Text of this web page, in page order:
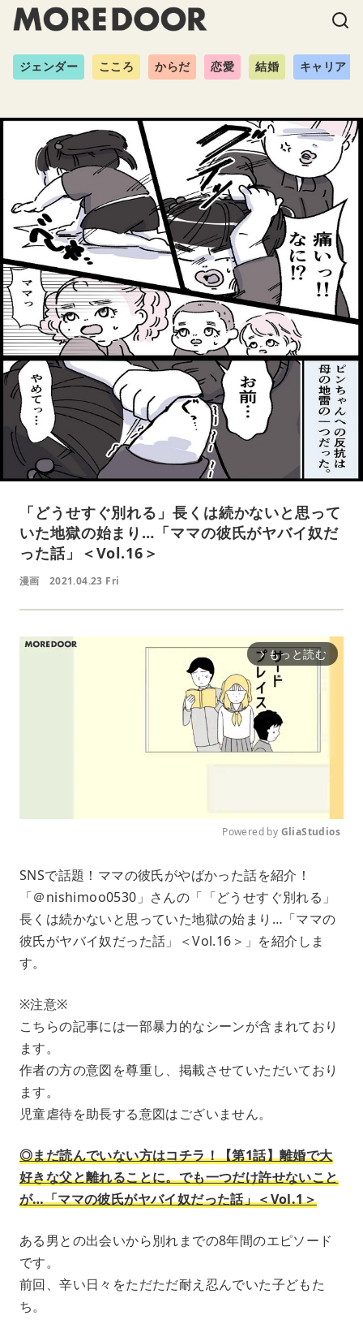
ジェンダー こころ からだ 恋愛 結婚 キャリア
「どうせすぐ別れる」長くは続かないと思って
いた地獄の始まり…「ママの彼氏がヤバイ奴だ
った話」＜Vol.16＞
漫画 2021.04.23 Fri
arrow_forward_ios もっと読む
u
t
e
Powered by GliaStudios
SNSで話題！ママの彼氏がやばかった話を紹介！
「＠nishimoo0530」さんの「「どうせすぐ別れる」
長くは続かないと思っていた地獄の始まり…「ママの
彼氏がヤバイ奴だった話」＜Vol.16＞」を紹介しま
す。
※注意※
こちらの記事には一部暴力的なシーンが含まれており
ます。
作者の方の意図を尊重し、掲載させていただいており
ます。
児童虐待を助長する意図はございません。
◎まだ読んでいない方はコチラ！【第1話】離婚で大
好きな父と離れることに。でも一つだけ許せないこと
が…「ママの彼氏がヤバイ奴だった話」＜Vol.1＞
ある男との出会いから別れまでの8年間のエピソード
です。
前回、辛い日々をただただ耐え忍んでいた子どもた
ち。